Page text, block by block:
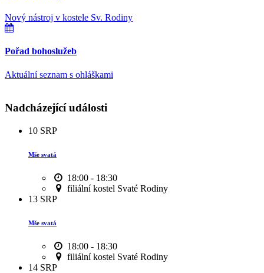
Nový nástroj v kostele Sv. Rodiny
Pořad bohoslužeb
Aktuální seznam s ohláškami
Nadcházející události
10 SRP
Mše svatá
18:00 - 18:30
filiální kostel Svaté Rodiny
13 SRP
Mše svatá
18:00 - 18:30
filiální kostel Svaté Rodiny
14 SRP